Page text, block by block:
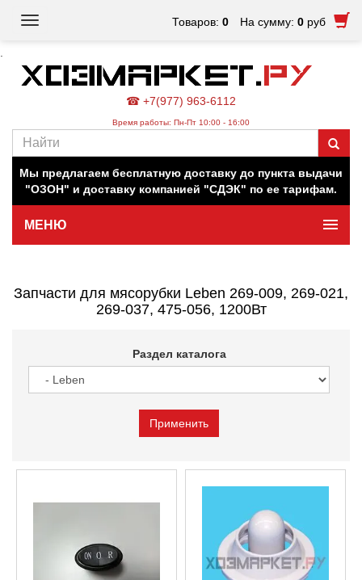
Товаров: 0 На сумму: 0 руб
Toggle
☎ +7(977) 963-6112
Время работы: Пн-Пт 10:00 - 16:00
Наш магазин работает для вас в обычном режиме. Все
Мы предлагаем бесплатную доставку до пункта выдачи
"ОЗОН" и доставку компанией "СДЭК" по ее тарифам.
МЕНЮ
Запчасти для мясорубки Leben 269-009, 269-021,
269-037, 475-056, 1200Вт
Раздел каталога